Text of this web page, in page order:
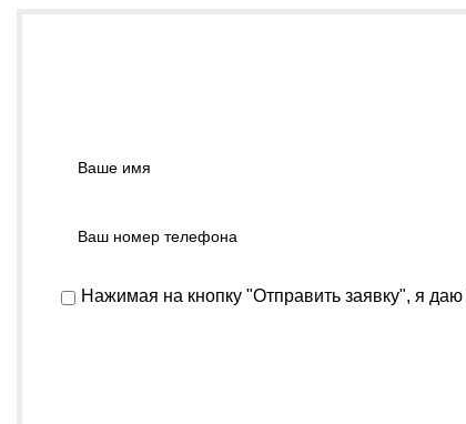
Нажимая на кнопку "Отправить заявку", я даю